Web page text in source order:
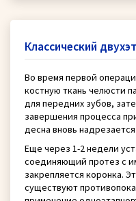
Классический
Во время первой
костную ткань челюсти
для передних зубов,
завершения процесса
десна вновь
Еще через 1-2 недели
соединяющий протез с
закрепляется коронка.
существуют